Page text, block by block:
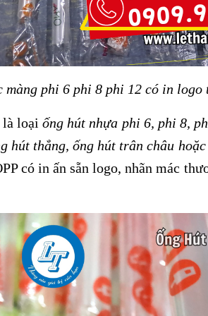
màng phi 6 phi 8 phi 12 có in
là loại ống hút nhựa phi 6, phi 8,
hút thẳng, ống hút trân châu
có in ấn sẵn logo, nhãn mác